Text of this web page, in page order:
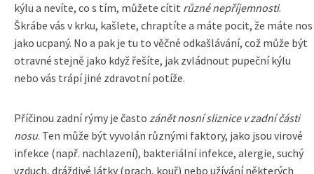
kýlu a nevíte, co s tím, můžete cítit různé nepříjemnosti.
Škrábe vás v krku, kašlete, chraptíte a máte pocit, že máte nos
jako ucpaný. No a pak je tu to věčné odkašlávání, což může být
otravné stejně jako když řešíte, jak zvládnout pupeční kýlu
nebo vás trápí jiné zdravotní potíže.
Příčinou zadní rýmy je často zánět nosní sliznice v zadní části
nosu. Ten může být vyvolán různými faktory, jako jsou virové
infekce (např. nachlazení), bakteriální infekce, alergie, suchý
vzduch, dráždivé látky (prach, kouř) nebo užívání některých